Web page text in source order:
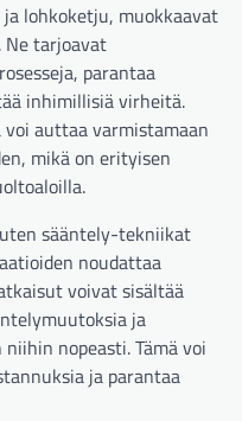
lohkoketju, muokkaavat
tarjoavat
parantaa
inhimillisiä virheitä.
auttaa varmistamaan
mikä on erityisen
sääntely-tekniikat
noudattaa
voivat sisältää
ja
nopeasti. Tämä voi
ja parantaa